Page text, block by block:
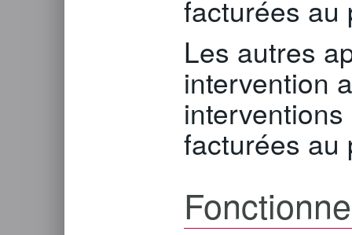
facturées au
Les autres
intervention
facturées au